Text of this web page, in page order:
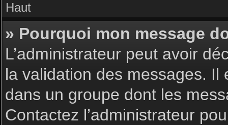
Haut
» Pourquoi mon message
L’administrateur peut avoir
la validation des messages. Il
dans un groupe dont les
Contactez l’administrateur